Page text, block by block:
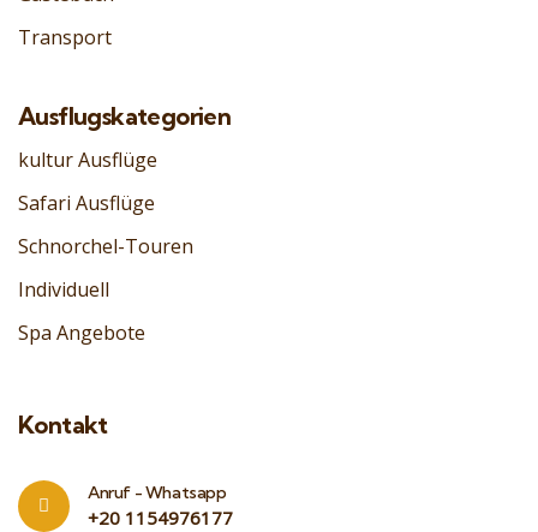
Transport
Ausflugskategorien
kultur Ausflüge
Safari Ausflüge
Schnorchel-Touren
Individuell
Spa Angebote
Kontakt
Anruf - Whatsapp
‎+20 1154976177